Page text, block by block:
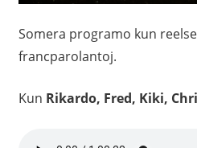
Somera programo kun
francparolantoj.
Kun Rikardo, Fred, Kiki,